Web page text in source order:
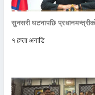
सुनसरी घटनापछि
१ हप्ता अगाडि